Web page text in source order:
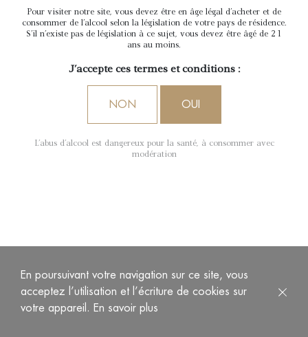
Sauternes
Ce vin présente une robe pale, limpide et brillante.
Le nez est frais et offre de nombreux agrumes (citron, cédrat,
Pour visiter notre site, vous devez être en âge légal d'acheter et de
consommer de l'alcool selon la législation de votre pays de résidence.
S'il n'existe pas de législation à ce sujet, vous devez être âgé de 21
ans au moins.
J'accepte ces termes et conditions :
NON OUI
L'abus d'alcool est dangereux pour la santé, à consommer avec
modération
En poursuivant votre navigation sur ce site, vous
acceptez l’utilisation et l’écriture de cookies sur
votre appareil. En savoir plus